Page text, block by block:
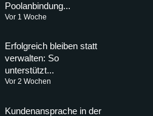
Poolanbindung...
Vor 1 Woche
Erfolgreich bleiben statt
verwalten: So
unterstützt...
Vor 2 Wochen
Kundenansprache in der